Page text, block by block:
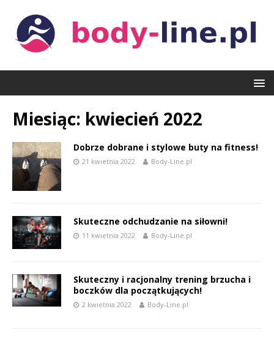
Miesiąc: kwiecień 2022
Dobrze dobrane i stylowe buty na fitness!
21 kwietnia 2022 Body-Line.pl
Skuteczne odchudzanie na siłowni!
11 kwietnia 2022 Body-Line.pl
Skuteczny i racjonalny trening brzucha i
boczków dla początkujących!
2 kwietnia 2022 Body-Line.pl